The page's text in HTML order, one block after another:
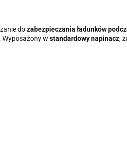
dozabezpieczania ładunków
Wyposażony w standardowy napinacz,